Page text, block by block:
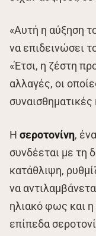
«Αυτή η αύξηση
να επιδεινώσει
«Έτσι, η ζέστη
αλλαγές, οι
Η σεροτονίνη,
συνδέεται με τη
κατάθλιψη,
να
ηλιακό φως και
επίπεδα